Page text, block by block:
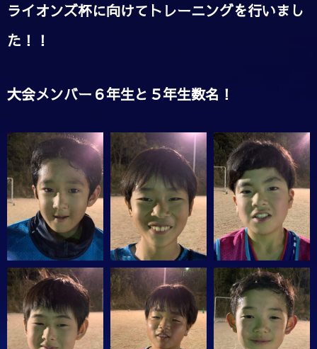
ライオンズ杯に向けてトレーニングを行いまし
た！！
大会メンバー６年生と５年生数名！